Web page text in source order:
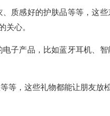
质感好的护肤品等等，这
关心。
子产品，比如蓝牙耳机、
等，这些礼物都能让朋友放